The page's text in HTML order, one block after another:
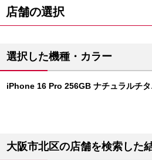
店舗の選択
選択した機種・カラー
iPhone 16 Pro 256GB ナチュラルチタ
大阪市北区の店舗を検索した